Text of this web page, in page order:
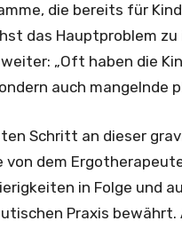
die bereits für
das Hauptproblem
„Oft haben die
auch mangelnde
Schritt an dieser
von dem
in Folge und
Praxis bewährt.